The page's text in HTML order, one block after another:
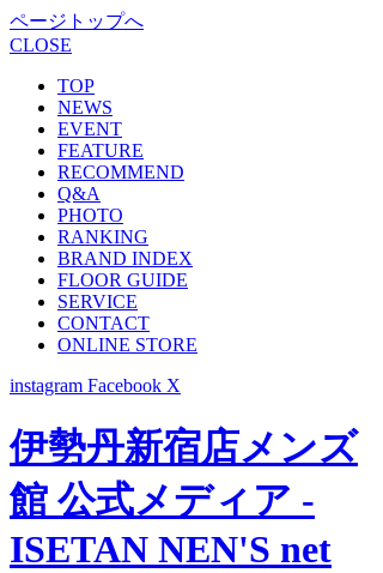
ページトップへ
CLOSE
TOP
NEWS
EVENT
FEATURE
RECOMMEND
Q&A
PHOTO
RANKING
BRAND INDEX
FLOOR GUIDE
SERVICE
CONTACT
ONLINE STORE
instagram Facebook X
伊勢丹新宿店メンズ
館 公式メディア -
ISETAN NEN'S net